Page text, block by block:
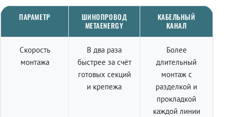
ПАРАМЕТР
ШИНОПРОВОД
METAENERGY
КАБЕЛЬНЫЙ
КАНАЛ
Скорость
монтажа
В два раза
быстрее за счёт
готовых секций
и крепежа
Более
длительный
монтаж с
разделкой и
прокладкой
каждой линии